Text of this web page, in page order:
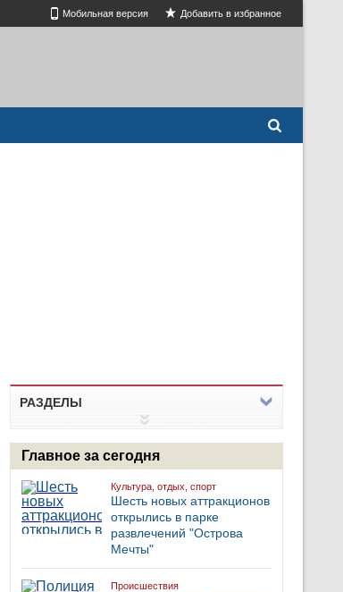
Мобильная версия Добавить в избранное
РАЗДЕЛЫ
Главное за сегодня
Культура, отдых, спорт
Шесть новых аттракционов
открылись в парке
развлечений "Острова
Мечты"
Происшествия